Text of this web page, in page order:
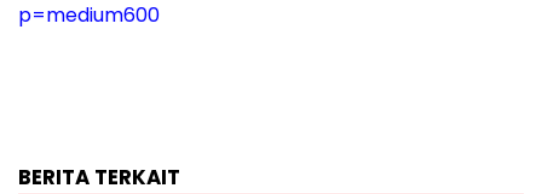
p=medium600
BERITA TERKAIT